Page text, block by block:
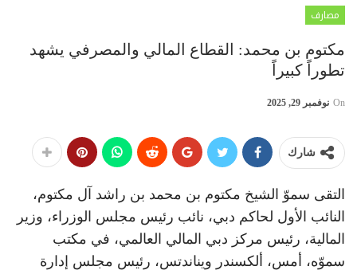
مصارف
مكتوم بن محمد: القطاع المالي والمصرفي يشهد
تطوراً كبيراً
On نوفمبر 29, 2025
شارك
التقى سموّ الشيخ مكتوم بن محمد بن راشد آل مكتوم،
النائب الأول لحاكم دبي، نائب رئيس مجلس الوزراء، وزير
المالية، رئيس مركز دبي المالي العالمي، في مكتب
سموّه، أمس، ألكسندر ويناندتس، رئيس مجلس إدارة